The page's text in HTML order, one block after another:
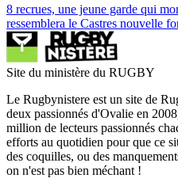
8 recrues, une jeune garde qui
ressemblera le Castres nouvelle
Site du ministère du RUGBY
Le Rugbynistere est un site de
deux passionnés d'Ovalie en
million de lecteurs passionnés
efforts au quotidien pour que ce
des coquilles, ou des
on n'est pas bien méchant !